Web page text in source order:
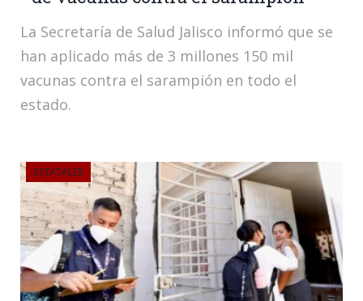
La Secretaría de Salud Jalisco informó que se
han aplicado más de 3 millones 150 mil
vacunas contra el sarampión en todo el
estado.
ESTATALES